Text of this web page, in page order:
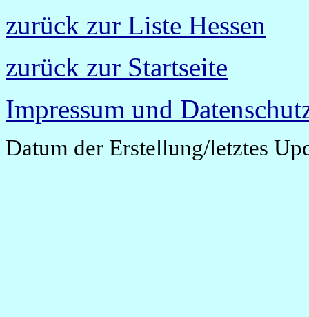
zurück zur Liste Hessen
zurück zur Startseite
Impressum und
Datum der Erstellung/letztes